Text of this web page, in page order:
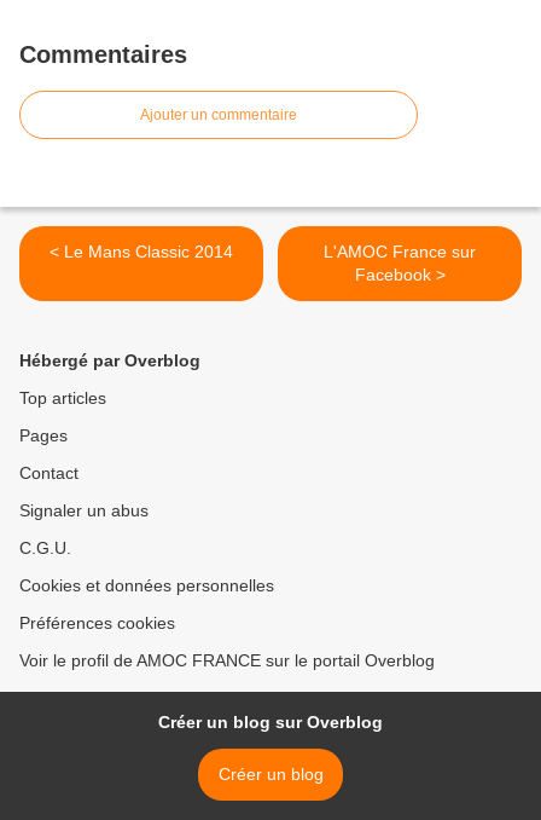
Commentaires
Ajouter un commentaire
< Le Mans Classic 2014
L'AMOC France sur
Facebook >
Hébergé par Overblog
Top articles
Pages
Contact
Signaler un abus
C.G.U.
Cookies et données personnelles
Préférences cookies
Voir le profil de AMOC FRANCE sur le portail Overblog
Créer un blog sur Overblog
Créer un blog